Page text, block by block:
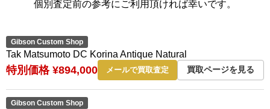
個別査定前の参考にご利用頂ければ幸いです。
Gibson Custom Shop
Tak Matsumoto DC Korina Antique Natural
特別価格 ¥894,000 メールで買取査定 買取ページを見る
Gibson Custom Shop